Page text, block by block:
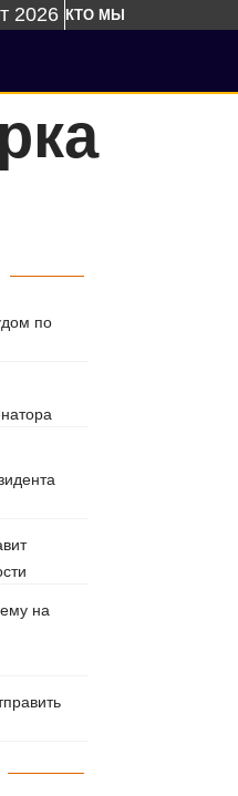
2026 КТО МЫ
по
на